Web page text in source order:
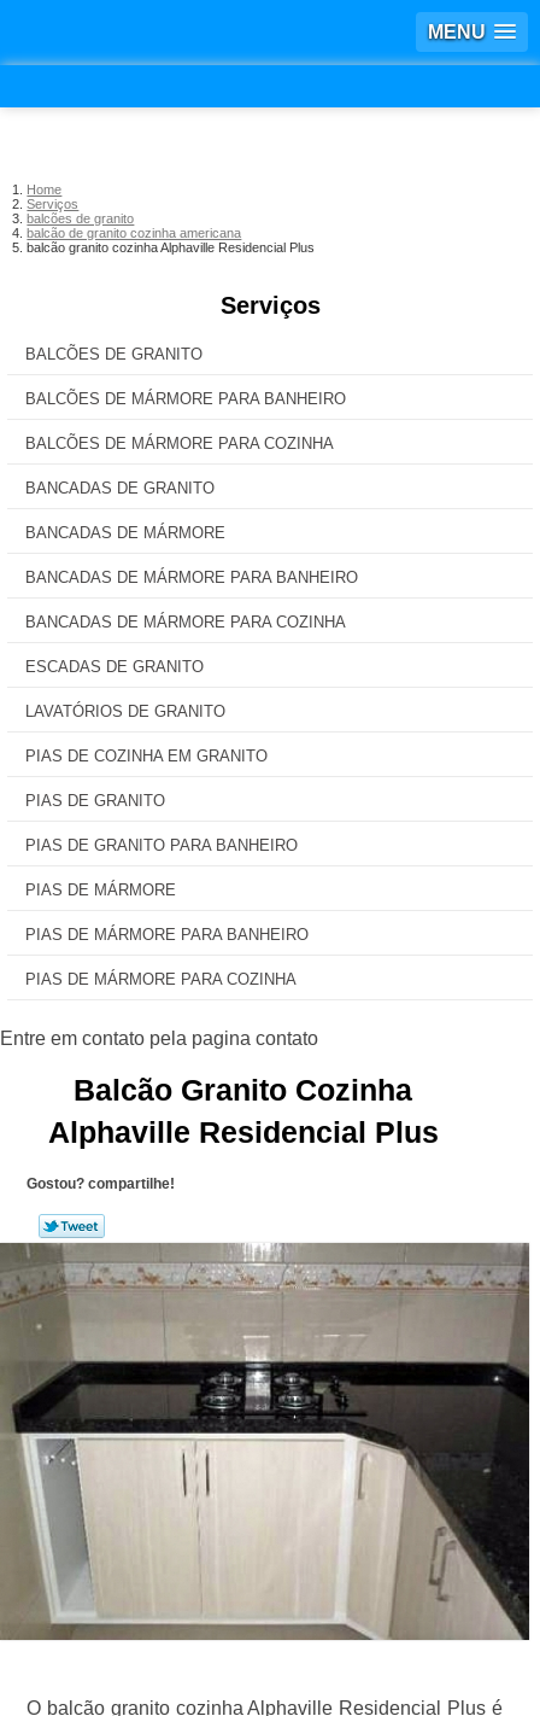
MENU
Home
Serviços
balcões de granito
balcão de granito cozinha americana
balcão granito cozinha Alphaville Residencial Plus
Serviços
BALCÕES DE GRANITO
BALCÕES DE MÁRMORE PARA BANHEIRO
BALCÕES DE MÁRMORE PARA COZINHA
BANCADAS DE GRANITO
BANCADAS DE MÁRMORE
BANCADAS DE MÁRMORE PARA BANHEIRO
BANCADAS DE MÁRMORE PARA COZINHA
ESCADAS DE GRANITO
LAVATÓRIOS DE GRANITO
PIAS DE COZINHA EM GRANITO
PIAS DE GRANITO
PIAS DE GRANITO PARA BANHEIRO
PIAS DE MÁRMORE
PIAS DE MÁRMORE PARA BANHEIRO
PIAS DE MÁRMORE PARA COZINHA
Balcão Granito Cozinha
Alphaville Residencial Plus
Gostou? compartilhe!
O balcão granito cozinha Alphaville Residencial Plus é